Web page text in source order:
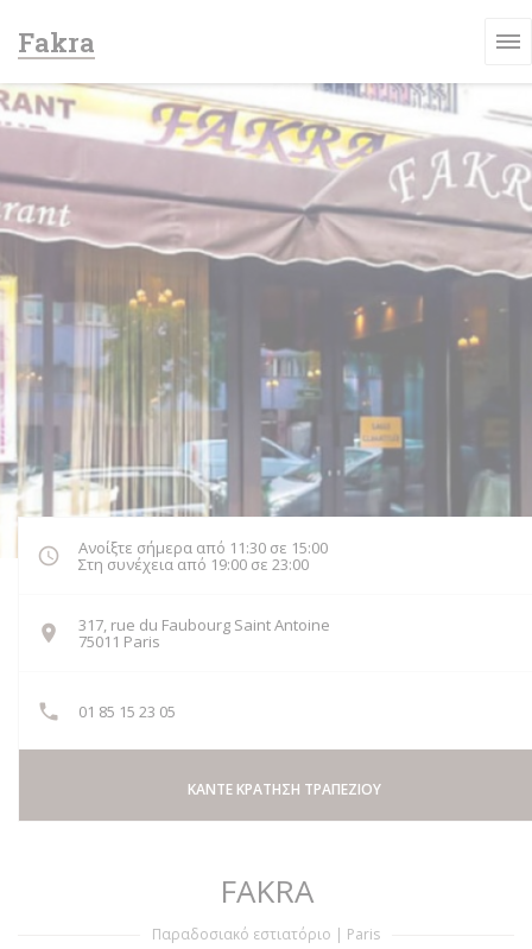
Fakra
Ανοίξτε σήμερα από 11:30 σε 15:00
Στη συνέχεια από 19:00 σε 23:00
317, rue du Faubourg Saint Antoine
75011 Paris ((ανοίγει σε νέο παράθυρο))
01 85 15 23 05
ΚΆΝΤΕ ΚΡΆΤΗΣΗ ΤΡΑΠΕΖΙΟΎ
FAKRA
Παραδοσιακό εστιατόριο | Paris